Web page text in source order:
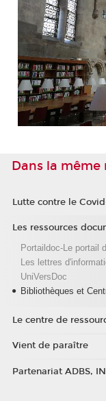
Dans la même
Lutte contre le
Les ressources
Portaildoc-Le portail
Les lettres
UniVersDoc
Bibliothèques et
Le centre de
Vient de paraître
Partenariat ADBS,